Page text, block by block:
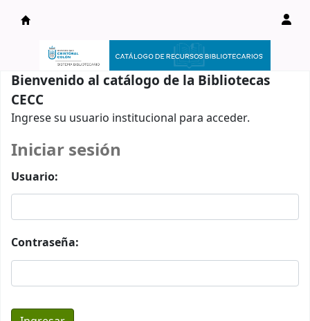
Catálogo en línea
Bienvenido al catálogo de la Bibliotecas
CECC
Ingrese su usuario institucional para acceder.
Iniciar sesión
Usuario:
Contraseña: